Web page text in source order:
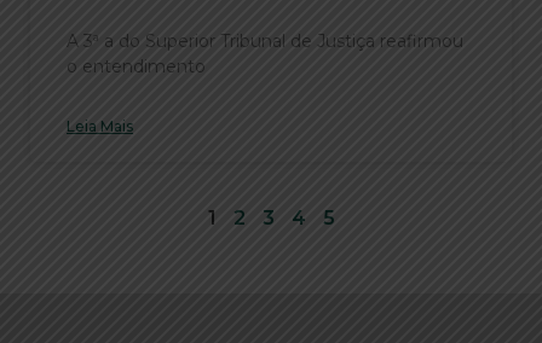
A 3ª a do Superior Tribunal de Justiça reafirmou
o entendimento
Leia Mais
1 2 3 4 5